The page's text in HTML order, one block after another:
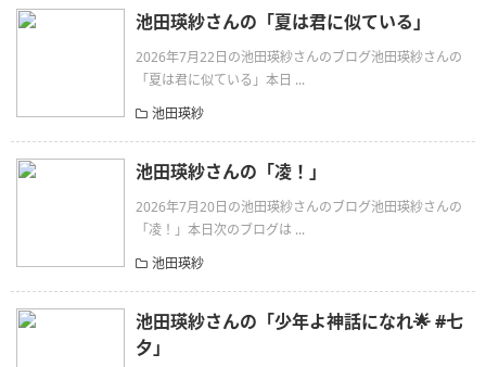
池田瑛紗さんの「夏は君に似ている」
2026年7月22日の池田瑛紗さんのブログ池田瑛紗さんの
「夏は君に似ている」本日 ...
池田瑛紗
池田瑛紗さんの「凌！」
2026年7月20日の池田瑛紗さんのブログ池田瑛紗さんの
「凌！」本日次のブログは ...
池田瑛紗
池田瑛紗さんの「少年よ神話になれ🌟 #七
夕」